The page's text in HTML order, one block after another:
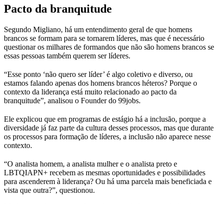
Pacto da branquitude
Segundo Migliano, há um entendimento geral de que homens
brancos se formam para se tornarem líderes, mas que é necessário
questionar os milhares de formandos que não são homens brancos se
essas pessoas também querem ser líderes.
“Esse ponto ‘não quero ser líder’ é algo coletivo e diverso, ou
estamos falando apenas dos homens brancos héteros? Porque o
contexto da liderança está muito relacionado ao pacto da
branquitude”, analisou o Founder do 99jobs.
Ele explicou que em programas de estágio há a inclusão, porque a
diversidade já faz parte da cultura desses processos, mas que durante
os processos para formação de líderes, a inclusão não aparece nesse
contexto.
“O analista homem, a analista mulher e o analista preto e
LBTQIAPN+ recebem as mesmas oportunidades e possibilidades
para ascenderem à liderança? Ou há uma parcela mais beneficiada e
vista que outra?”, questionou.